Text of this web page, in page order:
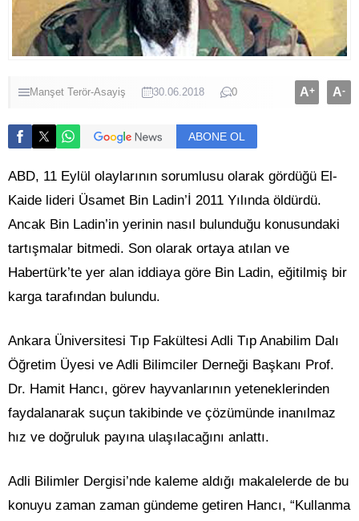
Manşet Terör-Asayiş 30.06.2018 0 A+ A-
ABONE OL
ABD, 11 Eylül olaylarının sorumlusu olarak gördüğü El-
Kaide lideri Üsamet Bin Ladin’İ 2011 Yılında öldürdü.
Ancak Bin Ladin’in yerinin nasıl bulunduğu konusundaki
tartışmalar bitmedi. Son olarak ortaya atılan ve
Habertürk’te yer alan iddiaya göre Bin Ladin, eğitilmiş bir
karga tarafından bulundu.
Ankara Üniversitesi Tıp Fakültesi Adli Tıp Anabilim Dalı
Öğretim Üyesi ve Adli Bilimciler Derneği Başkanı Prof.
Dr. Hamit Hancı, görev hayvanlarının yeteneklerinden
faydalanarak suçun takibinde ve çözümünde inanılmaz
hız ve doğruluk payına ulaşılacağını anlattı.
Adli Bilimler Dergisi’nde kaleme aldığı makalelerde de bu
konuyu zaman zaman gündeme getiren Hancı, “Kullanma